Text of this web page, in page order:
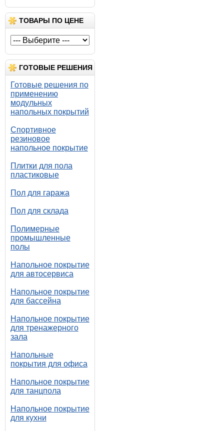
ТОВАРЫ ПО ЦЕНЕ
ГОТОВЫЕ РЕШЕНИЯ
Готовые решения по
применению
модульных
напольных покрытий
Спортивное
резиновое
напольное покрытие
Плитки для пола
пластиковые
Пол для гаража
Пол для склада
Полимерные
промышленные
полы
Напольное покрытие
для автосервиса
Напольное покрытие
для бассейна
Напольное покрытие
для тренажерного
зала
Напольные
покрытия для офиса
Напольное покрытие
для танцпола
Напольное покрытие
для кухни